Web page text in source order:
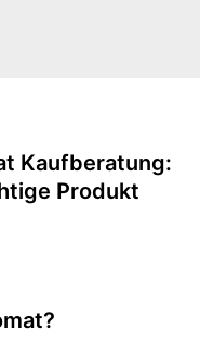
Kaufberatung:
Produkt